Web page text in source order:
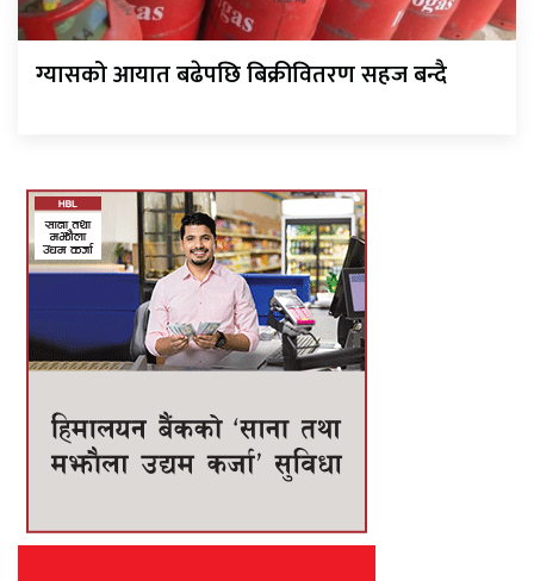
ग्यासको आयात बढेपछि बिक्रीवितरण सहज बन्दै